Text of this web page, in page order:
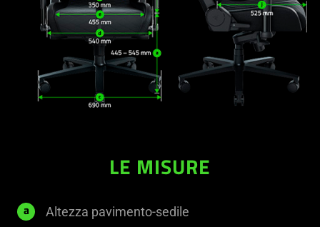
LE MISURE
a Altezza pavimento-sedile